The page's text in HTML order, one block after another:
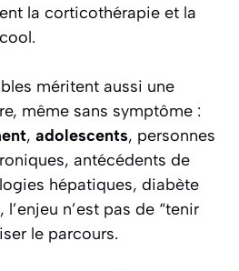
la corticothérapie et la
méritent aussi une
même sans symptôme :
, adolescents, personnes
antécédents de
hépatiques, diabète
n’est pas de “tenir
le parcours.